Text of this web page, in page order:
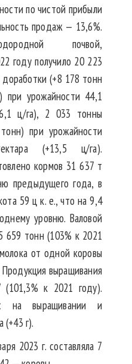
по чистой прибыли
продаж — 13,6%.
почвой,
году получило 20 223
(+8 178 тонн
при урожайности 44,1
ц/га), 2 033 тонны
при урожайности
(+13,5 ц/га).
кормов 31 637 т
предыдущего года, в
59 ц к. е., что на 9,4
уровню. Валовой
659 тонн (103% к 2021
от одной коровы
выращивания
(101,3% к 2021 году).
на выращивании и
г).
2023 г. составляла 7